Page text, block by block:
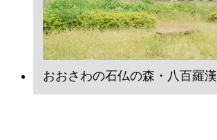
おおさわの石仏の森・八百羅漢